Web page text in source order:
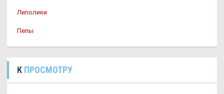
Липолики
Пепы
К ПРОСМОТРУ